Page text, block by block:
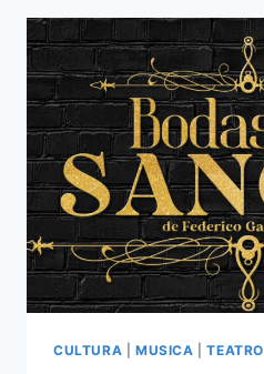
PIEDRA
FILOSOFAL
PELÍCULA
EN
MODO
MÁGICO.
CULTURA MUSICA |TEATRO